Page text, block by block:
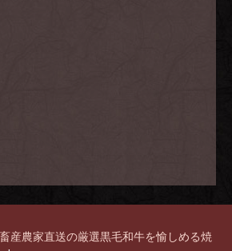
産農家直送の厳選黒毛和牛を愉しめる焼